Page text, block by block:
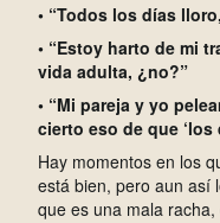
• “Todos los días
• “Estoy harto de mi
vida adulta, ¿no?”
• “Mi pareja y yo
cierto eso de que ‘los
Hay momentos en los
está bien, pero aun así
que es una mala